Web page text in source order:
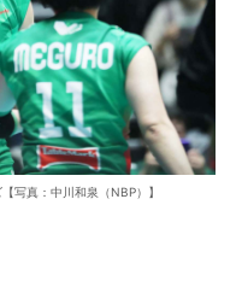
写真：中川和泉（NBP）】